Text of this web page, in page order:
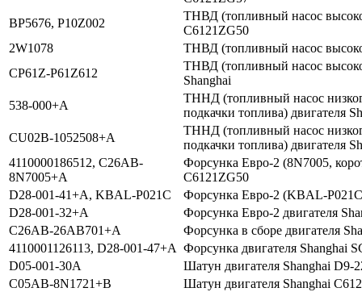
BP5676, P10Z002
ТНВД (топливный насос
C6121ZG50
2W1078
ТНВД (топливный насос
CP61Z-P61Z612
ТНВД (топливный насос
Shanghai
538-000+A
ТННД (топливный насос
подкачки топлива) двигателя
CU02B-1052508+A
ТННД (топливный насос
подкачки топлива) двигателя
4110000186512, C26AB-
8N7005+A
Форсунка Евро-2 (8N7005,
C6121ZG50
D28-001-41+A, KBAL-P021С
Форсунка Евро-2 (KBAL-
D28-001-32+A
Форсунка Евро-2 двигателя
C26AB-26AB701+A
Форсунка в сборе двигателя
4110001126113, D28-001-47+A Форсунка двигателя Shanghai
D05-001-30A
Шатун двигателя Shanghai D9-
C05AB-8N1721+B
Шатун двигателя Shanghai